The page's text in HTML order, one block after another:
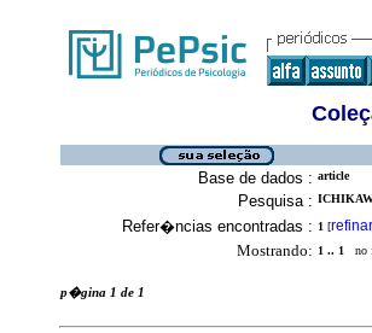
Base de dados : article
Pesquisa :
Refer�ncias encontradas : 1 [refinar
Mostrando: 1 .. 1 no
p�gina 1 de 1